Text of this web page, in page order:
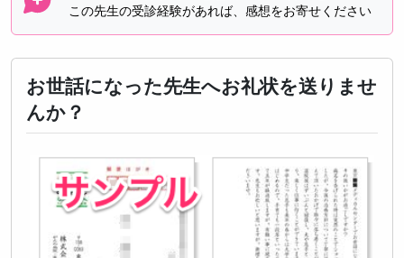
この先生の受診経験があれば、感想をお寄せください
お世話になった先生へお礼状を送りませ
んか？